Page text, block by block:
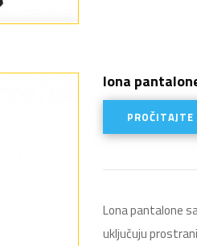
Iona
PROČITAJTE
Lona pantalone
uključuju